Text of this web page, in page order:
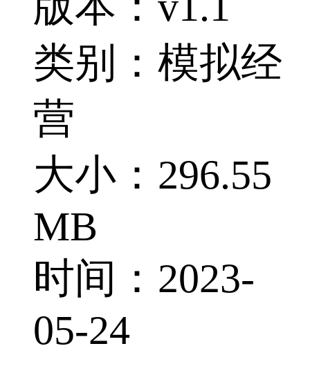
类别：模拟经
营
大小：296.55
MB
时间：2023-
05-24